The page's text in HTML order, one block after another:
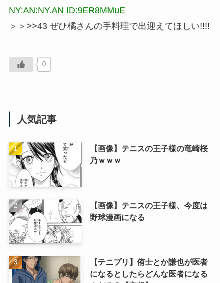
NY:AN:NY.AN ID:9ER8MMuE
＞＞>>43 ぜひ橘さんの手料理で出迎えてほしい!!!!
0
人気記事
【画像】テニスの王子様の竜崎桜
乃ｗｗｗ
【画像】テニスの王子様、今度は
野球漫画になる
【テニプリ】侑士とか謙也が医者
になるとしたらどんな医者になる